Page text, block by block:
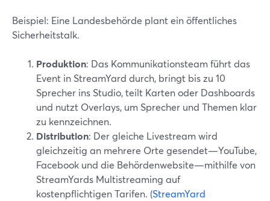
Beispiel: Eine Landesbehörde plant ein öffentliches
Sicherheitstalk.
Produktion: Das Kommunikationsteam führt das
Event in StreamYard durch, bringt bis zu 10
Sprecher ins Studio, teilt Karten oder Dashboards
und nutzt Overlays, um Sprecher und Themen klar
zu kennzeichnen.
Distribution: Der gleiche Livestream wird
gleichzeitig an mehrere Orte gesendet—YouTube,
Facebook und die Behördenwebsite—mithilfe von
StreamYards Multistreaming auf
kostenpflichtigen Tarifen. (StreamYard